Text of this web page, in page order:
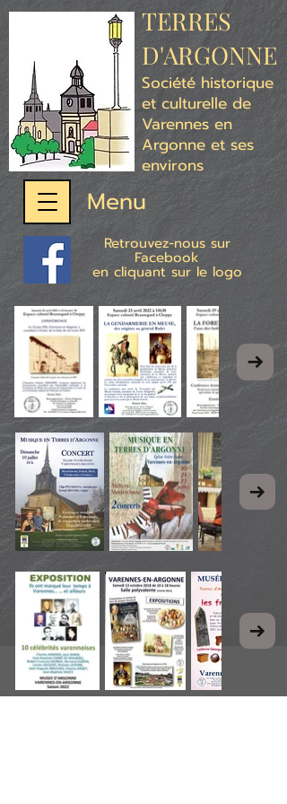
Retrouvez-nous sur
Facebook
en cliquant sur le logo
TERRES
D'ARGONNE
Société historique
et culturelle de
Varennes en
Argonne et ses
environs
Menu